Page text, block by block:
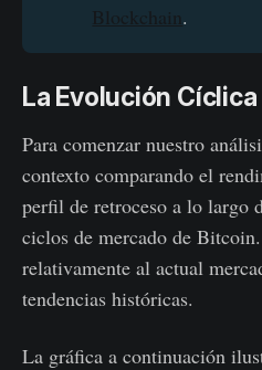
Blockchain.
La Evolución
Para comenzar nuestro
contexto comparando el
perfil de retroceso a lo largo
ciclos de mercado de
relativamente al actual
tendencias históricas.
La gráfica a continuación